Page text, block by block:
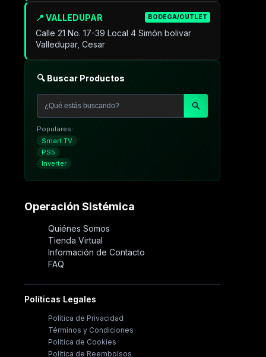
📍 VALLEDUPAR BODEGA/OUTLET
Calle 21 No. 17-39 Local 4 Simón bolivar
Valledupar, Cesar
🔍 Buscar Productos
Populares:
Smart TV
PS5
Inverter
Operación Sistémica
Quiénes Somos
Tienda Virtual
Información de Contacto
FAQ
Políticas Legales
Política de Privacidad
Términos y Condiciones
Política de Cookies
Política de Reembolsos